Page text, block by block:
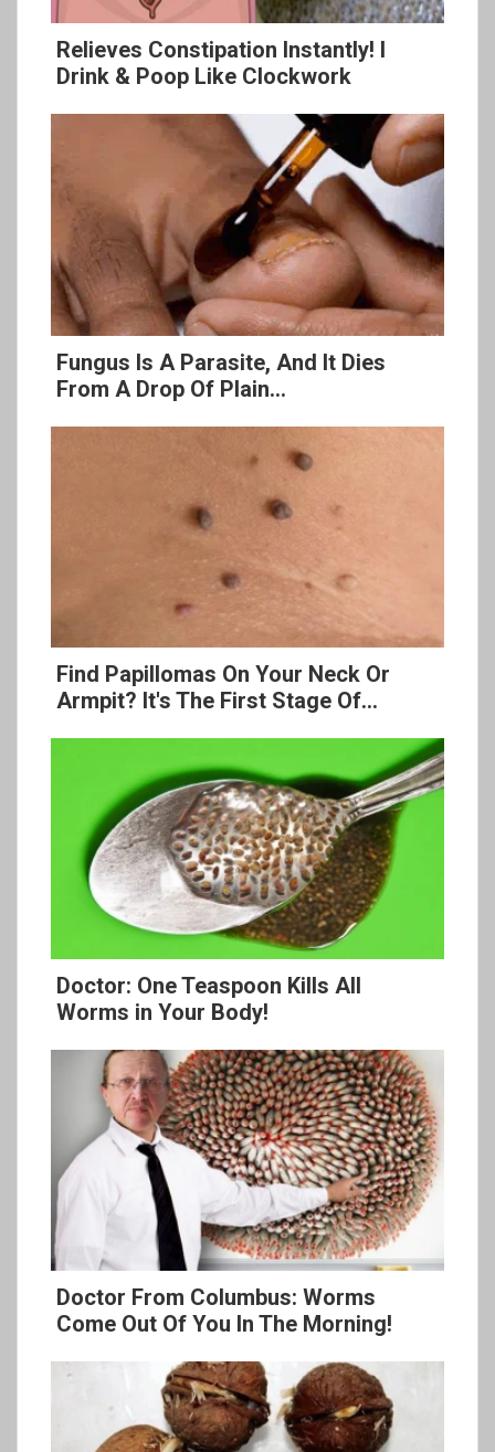
Relieves Constipation Instantly! I
Drink & Poop Like Clockwork
Fungus Is A Parasite, And It Dies
From A Drop Of Plain...
Find Papillomas On Your Neck Or
Armpit? It's The First Stage Of...
Doctor: One Teaspoon Kills All
Worms in Your Body!
Doctor From Columbus: Worms
Come Out Of You In The Morning!